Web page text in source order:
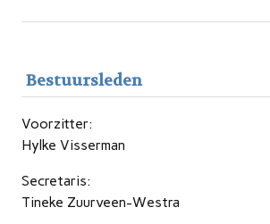
Bestuursleden
Voorzitter:
Hylke Visserman
Secretaris:
Tineke Zuurveen-Westra